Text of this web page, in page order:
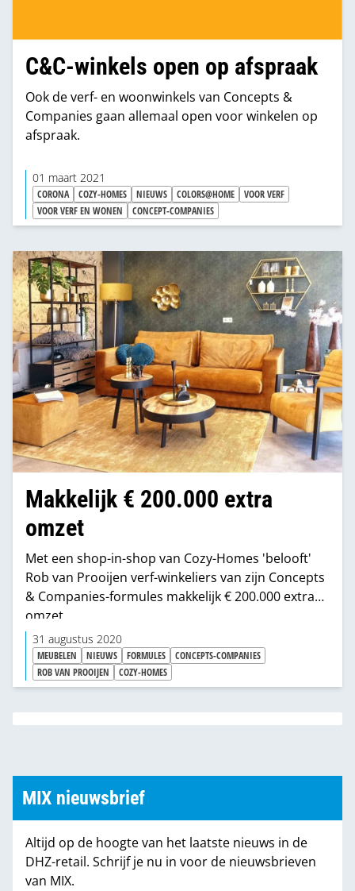
C&C-winkels open op afspraak
Ook de verf- en woonwinkels van Concepts &
Companies gaan allemaal open voor winkelen op
afspraak.
01 maart 2021
CORONA COZY-HOMES NIEUWS COLORS@HOME
VOOR VERF
VOOR VERF EN WONEN
CONCEPT-COMPANIES
Makkelijk € 200.000 extra
omzet
Met een shop-in-shop van Cozy-Homes 'belooft'
Rob van Prooijen verf-winkeliers van zijn Concepts
& Companies-formules makkelijk € 200.000 extra
omzet.
31 augustus 2020
MEUBELEN NIEUWS FORMULES
CONCEPTS-COMPANIES
ROB VAN PROOIJEN
COZY-HOMES
MIX nieuwsbrief
Altijd op de hoogte van het laatste nieuws in de
DHZ-retail. Schrijf je nu in voor de nieuwsbrieven
van MIX.